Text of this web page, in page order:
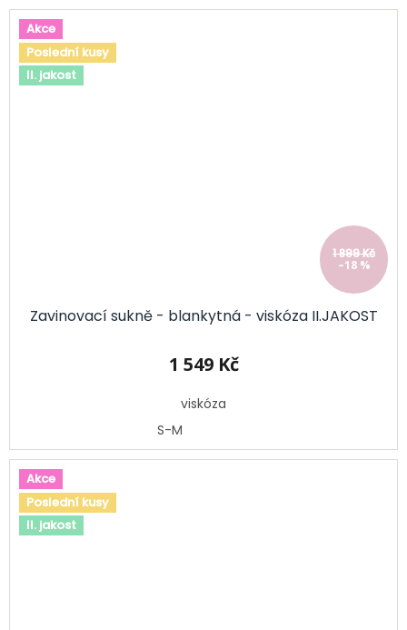
Akce
Poslední kusy
II. jakost
1 899 Kč
–18 %
Zavinovací sukně - blankytná - viskóza II.JAKOST
1 549 Kč
viskóza
S-M
Akce
Poslední kusy
II. jakost